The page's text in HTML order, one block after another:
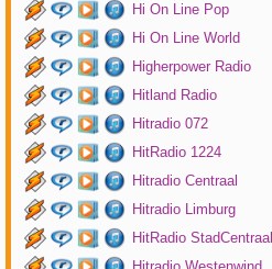
Hi On Line Pop
Hi On Line World
Higherpower Radio
Hitland Radio
Hitradio 072
HitRadio 1224
Hitradio Centraal
Hitradio Limburg
HitRadio StadCentraal